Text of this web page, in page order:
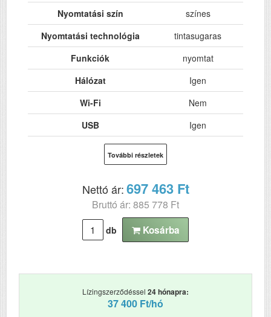
Nyomtatási szín
színes
Nyomtatási technológia
tintasugaras
Funkciók
nyomtat
Hálózat
Igen
Wi-Fi
Nem
USB
Igen
Kétoldalas, duplex
nyomtatás
lapolvasó)
DADF (automatikus
kétoldalas lapolvasás)
Szkennelés
Nem
Tömeg (kg)
18.162
További részletek
Nettó ár:697 463 Ft
Bruttó ár: 885 778 Ft
db Kosárba
Lízingszerződéssel 24 hónapra:
37 400 Ft/hó